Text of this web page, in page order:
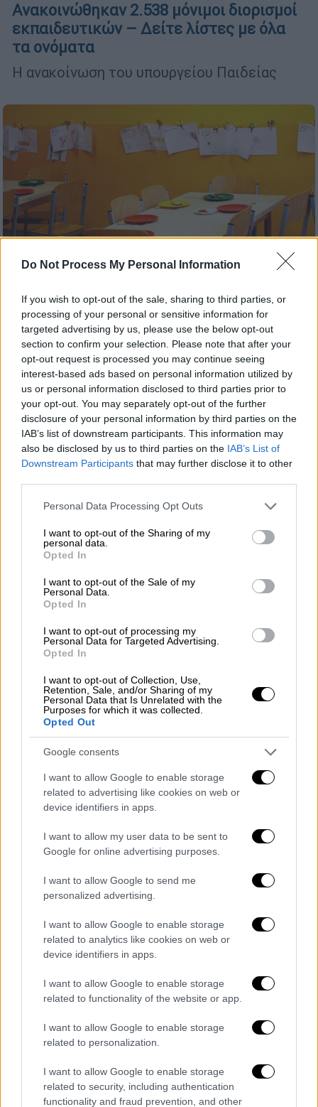
Do Not Process My Personal Information
If you wish to opt-out of the sale, sharing to third parties, or
processing of your personal or sensitive information for
targeted advertising by us, please use the below opt-out
section to confirm your selection. Please note that after your
opt-out request is processed you may continue seeing
interest-based ads based on personal information utilized by
us or personal information disclosed to third parties prior to
your opt-out. You may separately opt-out of the further
disclosure of your personal information by third parties on the
IAB’s list of downstream participants. This information may
also be disclosed by us to third parties on the IAB’s List of
Downstream Participants that may further disclose it to other
Please note that this website/app uses one or more Google
not limited to your visit or usage behaviour. You may click to
grant or deny consent to Google and its third-party tags to
use your data for below specified purposes in below Google
consent section.
Personal Data Processing Opt Outs
I want to opt-out of the Sharing of my
personal data.
Opted In
I want to opt-out of the Sale of my
Personal Data.
Opted In
I want to opt-out of processing my
Personal Data for Targeted Advertising.
Opted In
I want to opt-out of Collection, Use,
Retention, Sale, and/or Sharing of my
Personal Data that Is Unrelated with the
Purposes for which it was collected.
Opted Out
Google consents
I want to allow Google to enable storage
related to advertising like cookies on web or
device identifiers in apps.
I want to allow my user data to be sent to
Google for online advertising purposes.
I want to allow Google to send me
personalized advertising.
I want to allow Google to enable storage
related to analytics like cookies on web or
device identifiers in apps.
I want to allow Google to enable storage
related to functionality of the website or app.
I want to allow Google to enable storage
related to personalization.
I want to allow Google to enable storage
related to security, including authentication
functionality and fraud prevention, and other
Ανακοινώθηκαν 2.538 μόνιμοι διορισμοί
εκπαιδευτικών – Δείτε λίστες με όλα
τα ονόματα
Η ανακοίνωση του υπουργείου Παιδείας
Ελλάδα|31.07.2024 15:55
ΥΠΑΙΘΑ: Πρόσκληση για διορισμό 1.432
δασκάλων και 384 νηπιαγωγών
Η πρώτη πρόσκληση του υπουργείου
Παιδείας αφορά, μεταξύ άλλων, τον
διορισμό 1.620 εκπαιδευτικών
Πρωτοβάθμιας και Δευτεροβάθμιας Γενικής
Εκπαίδευσης
Παιδεία|26.07.2024 11:37
Διορισμοί 10.000 εκπαιδευτικών: Γιατί
Τι συμβαίνει με τις υπόλοιπες 5.549
οργανικές θέσεις; Πότε θα βγει η κατανομή
Παιδεία|24.07.2024 06:40